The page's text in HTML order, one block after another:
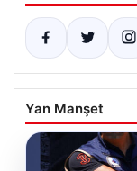
Yan Manşet